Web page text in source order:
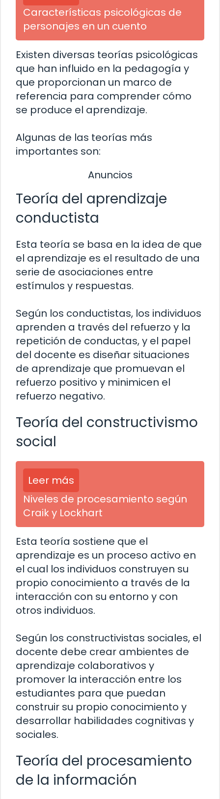
Características psicológicas de
personajes en un cuento
Existen diversas teorías psicológicas
que han influido en la pedagogía y
que proporcionan un marco de
referencia para comprender cómo
se produce el aprendizaje.
Algunas de las teorías más
importantes son:
Anuncios
Teoría del aprendizaje
conductista
Esta teoría se basa en la idea de que
el aprendizaje es el resultado de una
serie de asociaciones entre
estímulos y respuestas.
Según los conductistas, los individuos
aprenden a través del refuerzo y la
repetición de conductas, y el papel
del docente es diseñar situaciones
de aprendizaje que promuevan el
refuerzo positivo y minimicen el
refuerzo negativo.
Teoría del constructivismo
social
Leer más
Niveles de procesamiento según
Craik y Lockhart
Esta teoría sostiene que el
aprendizaje es un proceso activo en
el cual los individuos construyen su
propio conocimiento a través de la
interacción con su entorno y con
otros individuos.
Según los constructivistas sociales, el
docente debe crear ambientes de
aprendizaje colaborativos y
promover la interacción entre los
estudiantes para que puedan
construir su propio conocimiento y
desarrollar habilidades cognitivas y
sociales.
Teoría del procesamiento
de la información